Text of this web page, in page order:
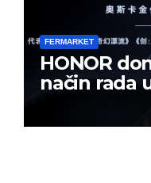
FERMARKET
HONOR
način rada
kreiranje